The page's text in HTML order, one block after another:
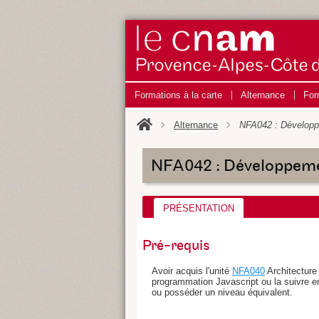
Formations à la carte Alternance
Alternance NFA042 :
NFA042 :
PRÉSENTATION
Pré-requis
Avoir acquis l'unité NFA040
programmation Javascript ou la suivre
ou posséder un niveau équivalent.